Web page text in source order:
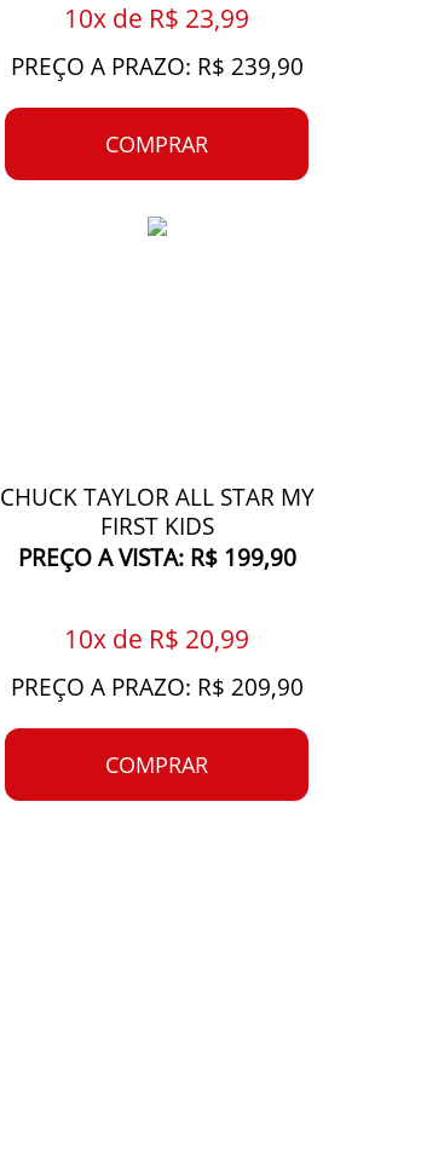
10x de R$ 23,99
PREÇO A PRAZO: R$ 239,90
COMPRAR
CHUCK TAYLOR ALL STAR MY
FIRST KIDS
PREÇO A VISTA: R$ 199,90
10x de R$ 20,99
PREÇO A PRAZO: R$ 209,90
COMPRAR